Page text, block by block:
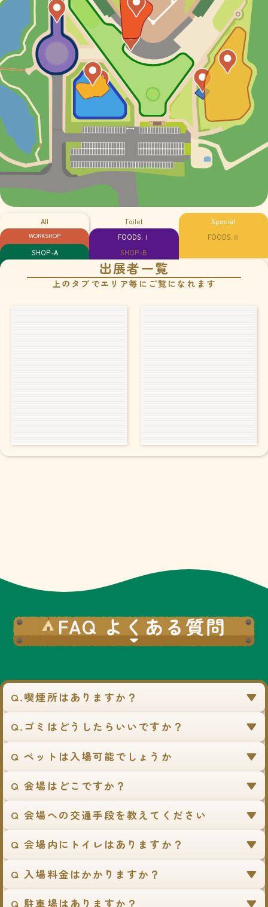
All Toilet Special
WORKSHOP FOODS.Ⅰ
FOODS.Ⅱ
SHOP-A
SHOP-B
出展者一覧
上のタブでエリア毎にご覧になれます
FAQ よくある質問
Q.喫煙所はありますか？
Q.ゴミはどうしたらいいですか？
Q ペットは入場可能でしょうか
Q 会場はどこですか？
Q 会場への交通手段を教えてください
Q 会場内にトイレはありますか？
Q 入場料金はかかりますか？
Q 駐車場はありますか？